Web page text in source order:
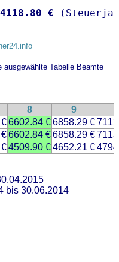
€
Tabelle Beamte
8 9
6602.84 €6858.29 €
6602.84 €6858.29 €
4509.90 €4652.21 €
bis 30.06.2014